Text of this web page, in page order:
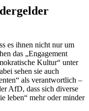
es ihnen nicht nur um
das „Engagement
Kultur“ unter
sehen sie auch
als verantwortlich –
AfD, dass sich diverse
leben“ mehr oder minder